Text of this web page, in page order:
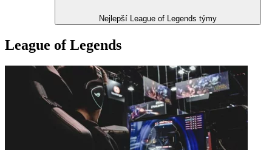
Nejlepší League of Legends týmy
League of Legends